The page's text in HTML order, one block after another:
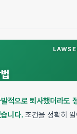
적으로 퇴사했더라도
니다. 조건을 정확히